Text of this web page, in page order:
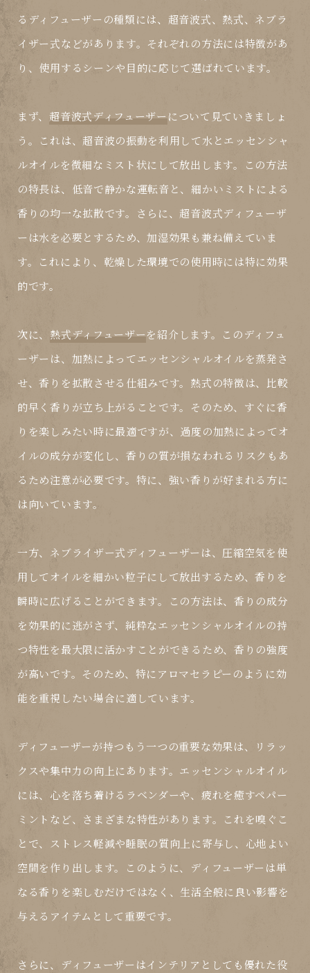
るディフューザーの種類には、超音波式、熱式、ネブラ
イザー式などがあります。それぞれの方法には特徴があ
り、使用するシーンや目的に応じて選ばれています。
まず、超音波式ディフューザーについて見ていきましょ
う。これは、超音波の振動を利用して水とエッセンシャ
ルオイルを微細なミスト状にして放出します。この方法
の特長は、低音で静かな運転音と、細かいミストによる
香りの均一な拡散です。さらに、超音波式ディフューザ
ーは水を必要とするため、加湿効果も兼ね備えていま
す。これにより、乾燥した環境での使用時には特に効果
的です。
次に、 熱式ディフューザーを紹介します。このディフュ
ーザーは、加熱によってエッセンシャルオイルを蒸発さ
せ、香りを拡散させる仕組みです。熱式の特徴は、比較
的早く香りが立ち上がることです。そのため、すぐに香
りを楽しみたい時に最適ですが、過度の加熱によってオ
イルの成分が変化し、香りの質が損なわれるリスクもあ
るため注意が必要です。特に、強い香りが好まれる方に
は向いています。
一方、 ネブライザー式ディフューザーは、圧縮空気を使
用してオイルを細かい粒子にして放出するため、香りを
瞬時に広げることができます。この方法は、香りの成分
を効果的に逃がさず、純粋なエッセンシャルオイルの持
つ特性を最大限に活かすことができるため、香りの強度
が高いです。そのため、特にアロマセラピーのように効
能を重視したい場合に適しています。
ディフューザーが持つもう一つの重要な効果は、リラッ
クスや集中力の向上にあります。エッセンシャルオイル
には、心を落ち着けるラベンダーや、疲れを癒すペパー
ミントなど、さまざまな特性があります。これを嗅ぐこ
とで、ストレス軽減や睡眠の質向上に寄与し、心地よい
空間を作り出します。このように、ディフューザーは単
なる香りを楽しむだけではなく、生活全般に良い影響を
与えるアイテムとして重要です。
さらに、ディフューザーはインテリアとしても優れた役